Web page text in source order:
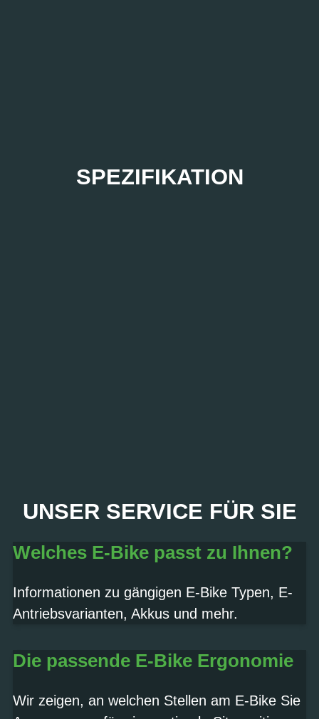
SPEZIFIKATION
PROBEFAHRT? JA,
UNSER SERVICE FÜR SIE
Welches E-Bike passt zu Ihnen?
Informationen zu gängigen E-Bike Typen, E-
Antriebsvarianten, Akkus und mehr.
Die passende E-Bike Ergonomie
Wir zeigen, an welchen Stellen am E-Bike Sie